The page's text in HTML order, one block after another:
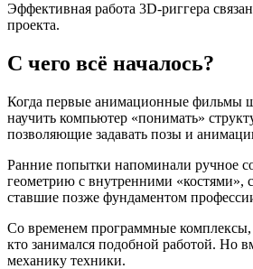
Эффективная работа 3D-риггера
проекта.
С чего всё началось?
Когда первые анимационные фильмы
научить компьютер «понимать»
позволяющие задавать позы и
Ранние попытки напоминали ручное
геометрию с внутренними «костями»,
ставшие позже фундаментом
Со временем программные комплексы,
кто занимался подобной работой. Но
механику техники.